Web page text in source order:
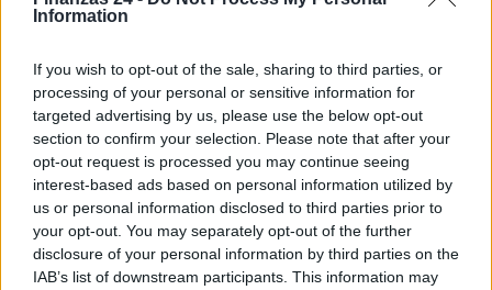
Information
If you wish to opt-out of the sale, sharing to third parties, or
processing of your personal or sensitive information for
targeted advertising by us, please use the below opt-out
section to confirm your selection. Please note that after your
opt-out request is processed you may continue seeing
interest-based ads based on personal information utilized by
us or personal information disclosed to third parties prior to
your opt-out. You may separately opt-out of the further
disclosure of your personal information by third parties on the
IAB’s list of downstream participants. This information may
CRIPTOMONEDAS